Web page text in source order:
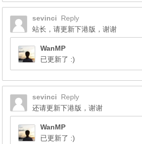
sevinci
Reply
站长，请更新下港版，谢谢
WanMP
已更新了 :)
sevinci
Reply
还请更新下港版，谢谢
WanMP
已更新了 :)